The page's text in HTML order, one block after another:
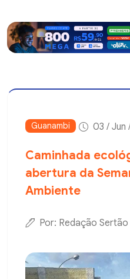
Guanambi 03 / Jun
Caminhada
abertura da
Ambiente
Por: Redação Sertão